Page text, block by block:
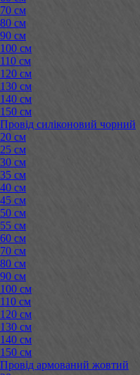
70 см
80 см
90 см
100 см
110 см
120 см
130 см
140 см
150 см
Провід силіконовий чорний
20 см
25 см
30 см
35 см
40 см
45 см
50 см
55 см
60 см
70 см
80 см
90 см
100 см
110 см
120 см
130 см
140 см
150 см
Провід армований жовтий